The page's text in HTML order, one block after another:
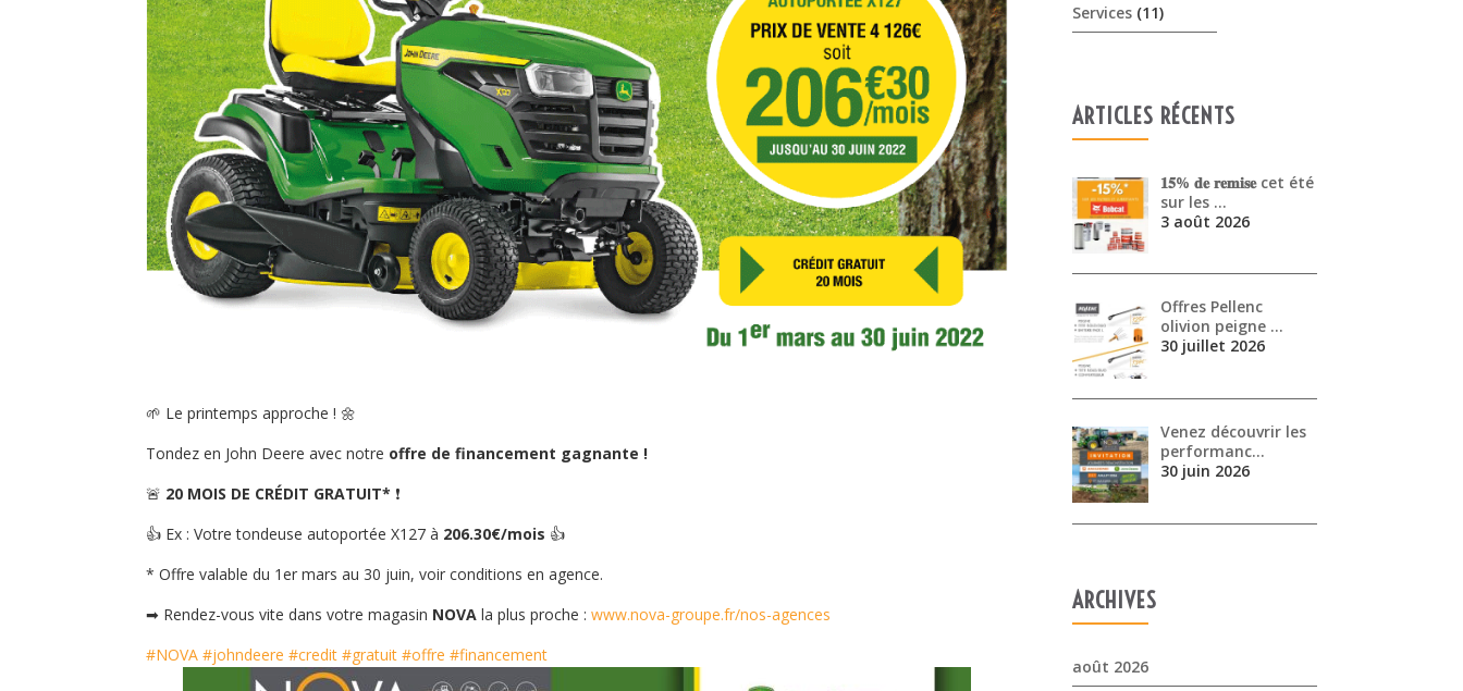
🌱 Le printemps approche ! 🌼
Tondez en John Deere avec notre offre de financement gagnante !
🚨 20 MOIS DE CRÉDIT GRATUIT* ❗
👍 Ex : Votre tondeuse autoportée X127 à 206.30€/mois 👍
* Offre valable du 1er mars au 30 juin, voir conditions en agence.
➡ Rendez-vous vite dans votre magasin NOVA la plus proche :www.nova-groupe.fr/nos-agences
#NOVA#johndeere #credit #gratuit #offre #financement
Services (11)
ARTICLES RÉCENTS
𝟏𝟓% 𝐝𝐞 𝐫𝐞𝐦𝐢𝐬𝐞 cet été
sur les …
3 août 2026
Offres Pellenc
olivion peigne …
30 juillet 2026
Venez découvrir les
performanc…
30 juin 2026
ARCHIVES
août 2026